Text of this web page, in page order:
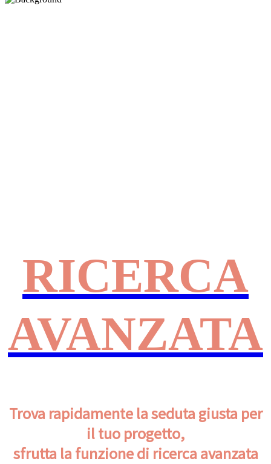
RICERCA
AVANZATA
Trova rapidamente la seduta giusta per
il tuo progetto,
sfrutta la funzione di ricerca avanzata